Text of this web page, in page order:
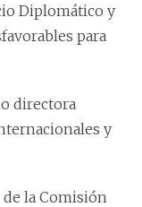
Diplomático y
para
directora
y
la Comisión